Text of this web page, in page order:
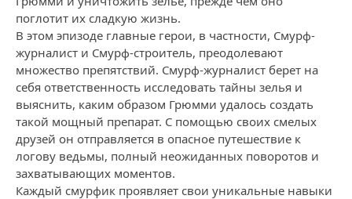
поглотит их сладкую жизнь.
В этом эпизоде главные герои, в частности, Смурф-
журналист и Смурф-строитель, преодолевают
множество препятствий. Смурф-журналист берет на
себя ответственность исследовать тайны зелья и
выяснить, каким образом Грюмми удалось создать
такой мощный препарат. С помощью своих смелых
друзей он отправляется в опасное путешествие к
логову ведьмы, полный неожиданных поворотов и
захватывающих моментов.
Каждый смурфик проявляет свои уникальные навыки